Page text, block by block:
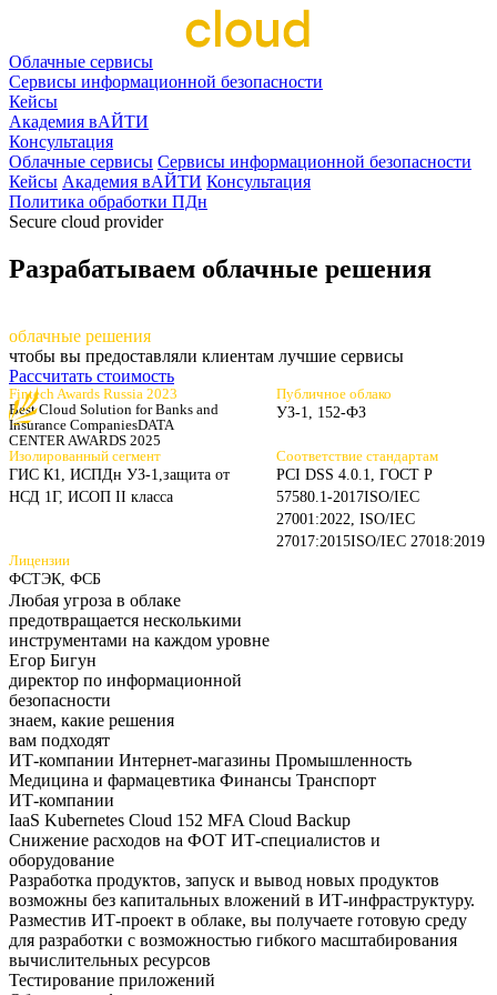
Облачные сервисы
Сервисы информационной безопасности
Кейсы
Академия вАЙТИ
Консультация
Облачные сервисы Сервисы информационной безопасности
Кейсы Академия вАЙТИ Консультация
Политика обработки ПДн
Secure cloud provider
Разрабатываем облачные решения
облачные решения
чтобы вы предоставляли клиентам лучшие сервисы
Рассчитать стоимость
Fintech Awards Russia 2023
Best Cloud Solution for Banks and
Insurance CompaniesDATA
CENTER AWARDS 2025
Публичное облако
УЗ-1, 152-ФЗ
Изолированный сегмент
ГИС К1, ИСПДн УЗ-1, защита от
НСД 1Г, ИСОП II класса
Соответствие стандартам
PCI DSS 4.0.1, ГОСТ Р
57580.1-2017ISO/IEC
27001:2022, ISO/IEC
27017:2015ISO/IEC 27018:2019
Лицензии
ФСТЭК, ФСБ
Любая угроза в облаке
предотвращается несколькими
инструментами на каждом уровне
Егор Бигун
директор по информационной
безопасности
знаем, какие решения
вам подходят
ИТ-компании Интернет-магазины Промышленность
Медицина и фармацевтика Финансы Транспорт
ИТ-компании
IaaS Kubernetes Cloud 152 MFA Cloud Backup
Снижение расходов на ФОТ ИТ-специалистов и
оборудование
Разработка продуктов, запуск и вывод новых продуктов
возможны без капитальных вложений в ИТ-инфраструктуру.
Разместив ИТ-проект в облаке, вы получаете готовую среду
для разработки с возможностью гибкого масштабирования
вычислительных ресурсов
Тестирование приложений